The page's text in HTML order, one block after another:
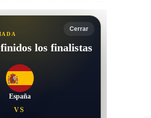
Cerrar
los finalistas
España
VS